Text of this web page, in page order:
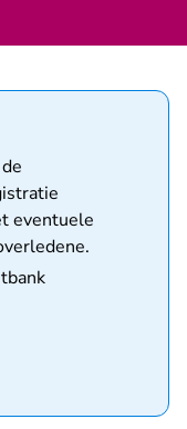
eventuele